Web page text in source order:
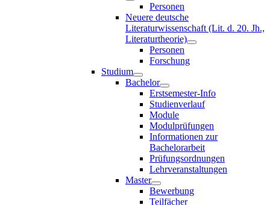
Personen
Neuere deutsche
Literaturwissenschaft (Lit. d. 20. Jh.,
Literaturtheorie)
Personen
Forschung
Studium
Bachelor
Erstsemester-Info
Studienverlauf
Module
Modulprüfungen
Informationen zur
Bachelorarbeit
Prüfungsordnungen
Lehrveranstaltungen
Master
Bewerbung
Teilfächer